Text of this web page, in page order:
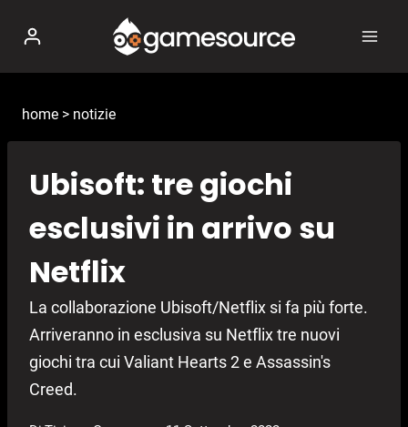
contenuto
home > notizie
Ubisoft: tre giochi
esclusivi in arrivo su
Netflix
La collaborazione Ubisoft/Netflix si fa più forte.
Arriveranno in esclusiva su Netflix tre nuovi
giochi tra cui Valiant Hearts 2 e Assassin's
Creed.